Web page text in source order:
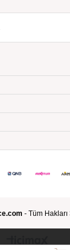
- Tüm Hakları